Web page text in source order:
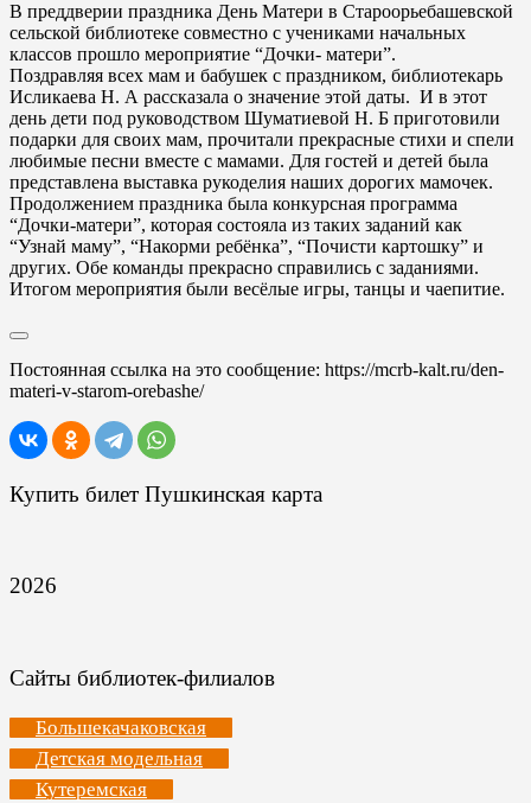
В преддверии праздника День Матери в Староорьебашевской
сельской библиотеке совместно с учениками начальных
классов прошло мероприятие “Дочки- матери”.
Поздравляя всех мам и бабушек с праздником, библиотекарь
Исликаева Н. А рассказала о значение этой даты. И в этот
день дети под руководством Шуматиевой Н. Б приготовили
подарки для своих мам, прочитали прекрасные стихи и спели
любимые песни вместе с мамами. Для гостей и детей была
представлена выставка рукоделия наших дорогих мамочек.
Продолжением праздника была конкурсная программа
“Дочки-матери”, которая состояла из таких заданий как
“Узнай маму”, “Накорми ребёнка”, “Почисти картошку” и
других. Обе команды прекрасно справились с заданиями.
Итогом мероприятия были весёлые игры, танцы и чаепитие.
Постоянная ссылка на это сообщение: https://mcrb-kalt.ru/den-
materi-v-starom-orebashe/
Купить билет Пушкинская карта
2026
Сайты библиотек-филиалов
Большекачаковская
Детская модельная
Кутеремская